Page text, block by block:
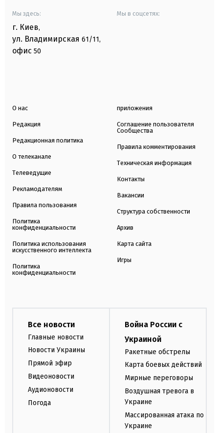
Мы здесь:
г. Киев,
ул. Владимирская 61/11,
офис 50
Мы в соцсетях:
О нас
Редакция
Редакционная политика
О телеканале
Телеведущие
Рекламодателям
Правила пользования
Политика
конфиденциальности
Политика использования
искусственного интеллекта
Политика
конфиденциальности
приложения
Соглашение пользователя
Сообщества
Правила комментирования
Техническая информация
Контакты
Вакансии
Структура собственности
Архив
Карта сайта
Игры
Все новости
Главные новости
Новости Украины
Прямой эфир
Видеоновости
Аудионовости
Погода
Война России с
Украиной
Ракетные обстрелы
Карта боевых действий
Мирные переговоры
Воздушная тревога в
Украине
Массированная атака по
Украине